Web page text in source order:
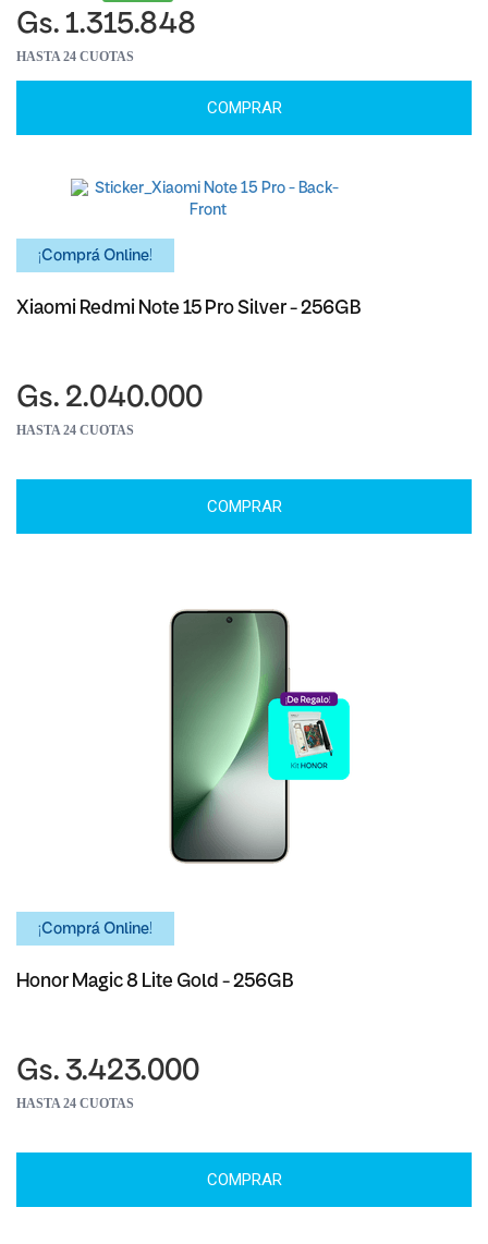
Gs. 1.315.848
HASTA 24 CUOTAS
COMPRAR
¡Comprá Online!
Xiaomi Redmi Note 15 Pro Silver - 256GB
Gs. 2.040.000
HASTA 24 CUOTAS
COMPRAR
¡Comprá Online!
Honor Magic 8 Lite Gold - 256GB
Gs. 3.423.000
HASTA 24 CUOTAS
COMPRAR